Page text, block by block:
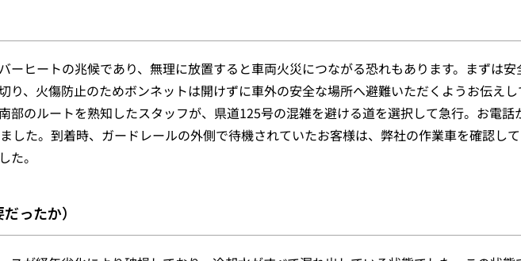
ーヒートの兆候であり、無理に放置すると車両火災につながる恐れもあります。まずは安
り、火傷防止のためボンネットは開けずに車外の安全な場所へ避難いただくようお伝えし
部のルートを熟知したスタッフが、県道125号の混雑を避ける道を選択して急行。お電話
した。到着時、ガードレールの外側で待機されていたお客様は、弊社の作業車を確認し
た。
ったか）